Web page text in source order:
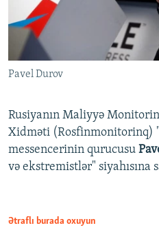
Pavel Durov
Rusiyanın Maliyyə
Xidməti (Rosfinmonitorinq)
messencerinin qurucusu
və ekstremistlər" siyahısına
Ətraflı burada oxuyun